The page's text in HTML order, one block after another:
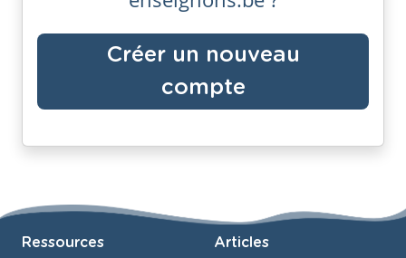
Créer un nouveau
compte
Ressources Articles